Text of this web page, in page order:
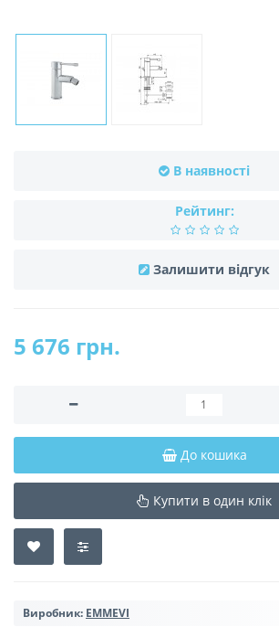
В наявності
Рейтинг:
Залишити відгук
5 676 грн.
До кошика
Купити в один клік
Виробник: EMMEVI